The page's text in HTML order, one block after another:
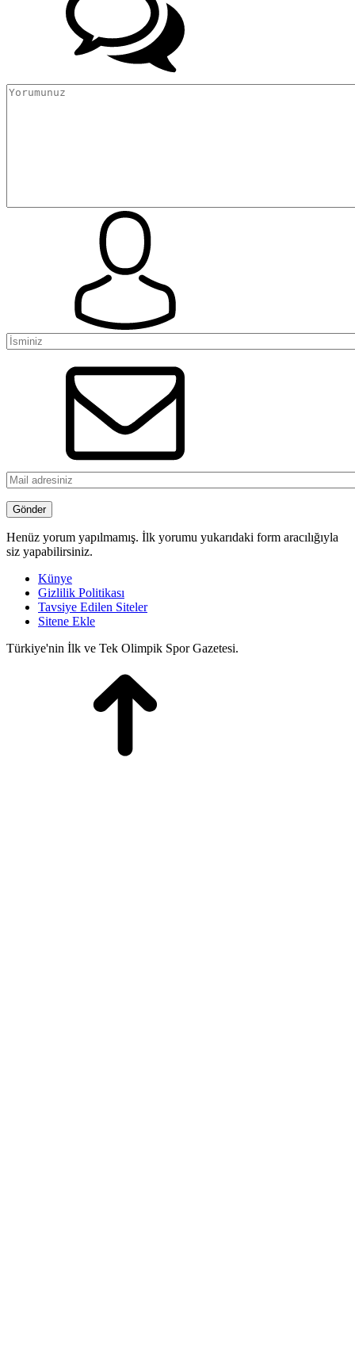
Henüz yorum yapılmamış. İlk yorumu yukarıdaki form aracılığıyla
siz yapabilirsiniz.
Künye
Gizlilik Politikası
Tavsiye Edilen Siteler
Sitene Ekle
Türkiye'nin İlk ve Tek Olimpik Spor Gazetesi.